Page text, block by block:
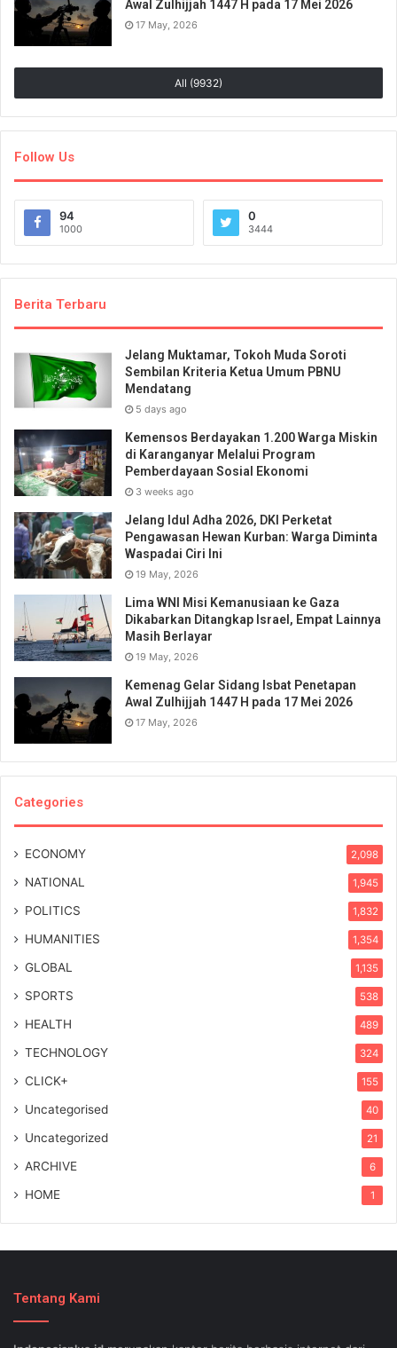
Awal Zulhijjah 1447 H pada 17 Mei 2026
17 May, 2026
All (9932)
Follow Us
94
1000
0
3444
Berita Terbaru
Jelang Muktamar, Tokoh Muda Soroti
Sembilan Kriteria Ketua Umum PBNU
Mendatang
5 days ago
Kemensos Berdayakan 1.200 Warga Miskin
di Karanganyar Melalui Program
Pemberdayaan Sosial Ekonomi
3 weeks ago
Jelang Idul Adha 2026, DKI Perketat
Pengawasan Hewan Kurban: Warga Diminta
Waspadai Ciri Ini
19 May, 2026
Lima WNI Misi Kemanusiaan ke Gaza
Dikabarkan Ditangkap Israel, Empat Lainnya
Masih Berlayar
19 May, 2026
Kemenag Gelar Sidang Isbat Penetapan
Awal Zulhijjah 1447 H pada 17 Mei 2026
17 May, 2026
Categories
ECONOMY 2,098
NATIONAL 1,945
POLITICS 1,832
HUMANITIES 1,354
GLOBAL 1,135
SPORTS 538
HEALTH 489
TECHNOLOGY 324
CLICK+ 155
Uncategorised 40
Uncategorized 21
ARCHIVE 6
HOME 1
Tentang Kami